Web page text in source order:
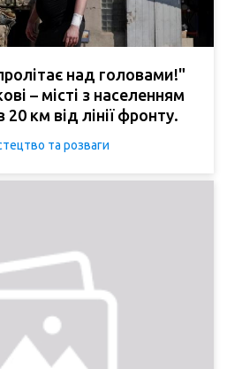
над головами!"
– місті з населенням
км від лінії фронту.
та розваги